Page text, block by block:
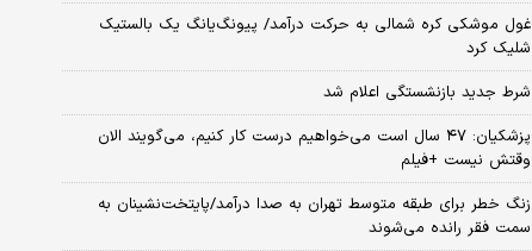
غول موشکی کره شمالی به حرکت درآمد/ پیونگ‌یانگ یک بالستیک
شلیک کرد
شرط جدید بازنشستگی اعلام شد
پزشکیان: ۴۷ سال است می‌خواهیم درست کار کنیم، می‌گویند الان
وقتش نیست +فیلم
زنگ خطر برای طبقه متوسط تهران به صدا درآمد/پایتخت‌نشینان به
سمت فقر رانده می‌شوند